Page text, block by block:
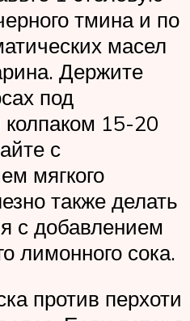
тмина и по
масел
Держите
под
15-20
с
мягкого
также делать
с добавлением
лимонного сока.
против перхоти